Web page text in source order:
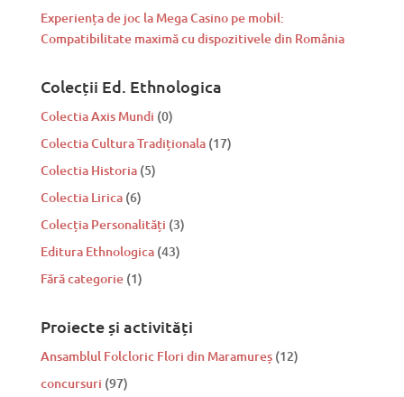
Experiența de joc la Mega Casino pe mobil:
Compatibilitate maximă cu dispozitivele din România
Colecții Ed. Ethnologica
Colectia Axis Mundi (0)
Colectia Cultura Tradiționala (17)
Colectia Historia (5)
Colectia Lirica (6)
Colecția Personalități (3)
Editura Ethnologica (43)
Fără categorie (1)
Proiecte și activități
Ansamblul Folcloric Flori din Maramureș(12)
concursuri (97)